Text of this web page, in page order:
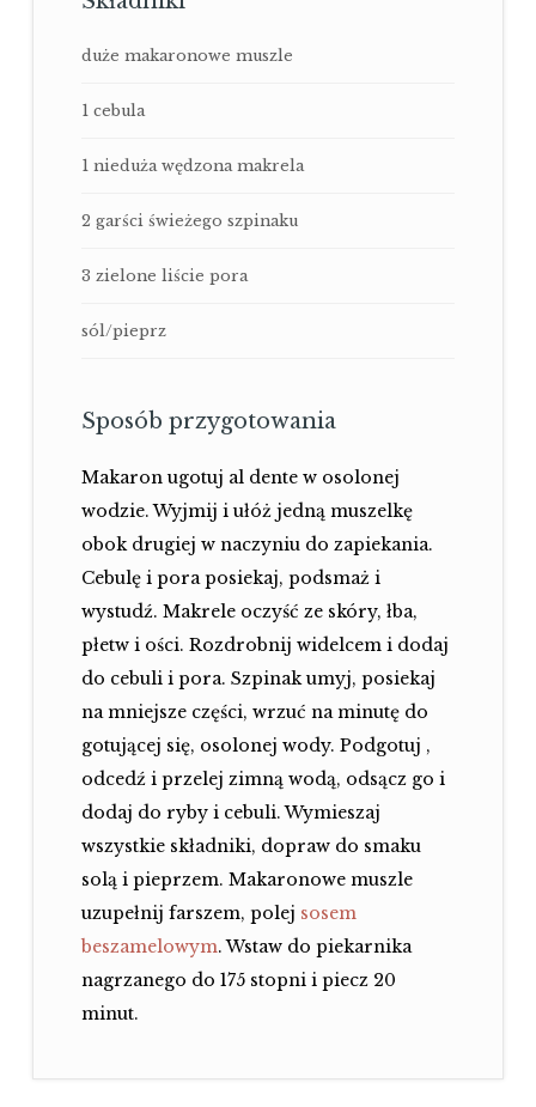
duże makaronowe muszle
1 cebula
1 nieduża wędzona makrela
2 garści świeżego szpinaku
3 zielone liście pora
sól/pieprz
Sposób przygotowania
Makaron ugotuj al dente w osolonej
wodzie. Wyjmij i ułóż jedną muszelkę
obok drugiej w naczyniu do zapiekania.
Cebulę i pora posiekaj, podsmaż i
wystudź. Makrele oczyść ze skóry, łba,
płetw i ości. Rozdrobnij widelcem i dodaj
do cebuli i pora. Szpinak umyj, posiekaj
na mniejsze części, wrzuć na minutę do
gotującej się, osolonej wody. Podgotuj ,
odcedź i przelej zimną wodą, odsącz go i
dodaj do ryby i cebuli. Wymieszaj
wszystkie składniki, dopraw do smaku
solą i pieprzem. Makaronowe muszle
uzupełnij farszem, polej sosem
beszamelowym. Wstaw do piekarnika
nagrzanego do 175 stopni i piecz 20
minut.